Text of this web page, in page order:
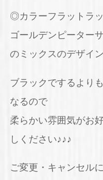
◎カラーフラットラ
ゴールデンピーター
のミックスのデザイ
ブラックでするより
なるので
柔らかい雰囲気がお
しください♪♪♪
ご変更・キャンセル